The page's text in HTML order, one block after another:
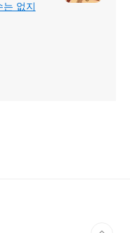
는 없지